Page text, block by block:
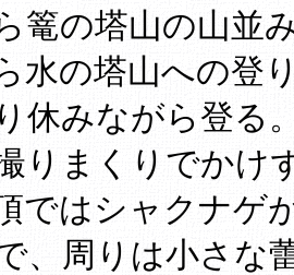
篭の塔山の山並
水の塔山への登
休みながら登る
りまくりでかけ
ではシャクナゲ
、周りは小さな